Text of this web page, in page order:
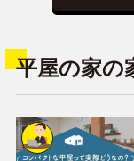
平屋の家の